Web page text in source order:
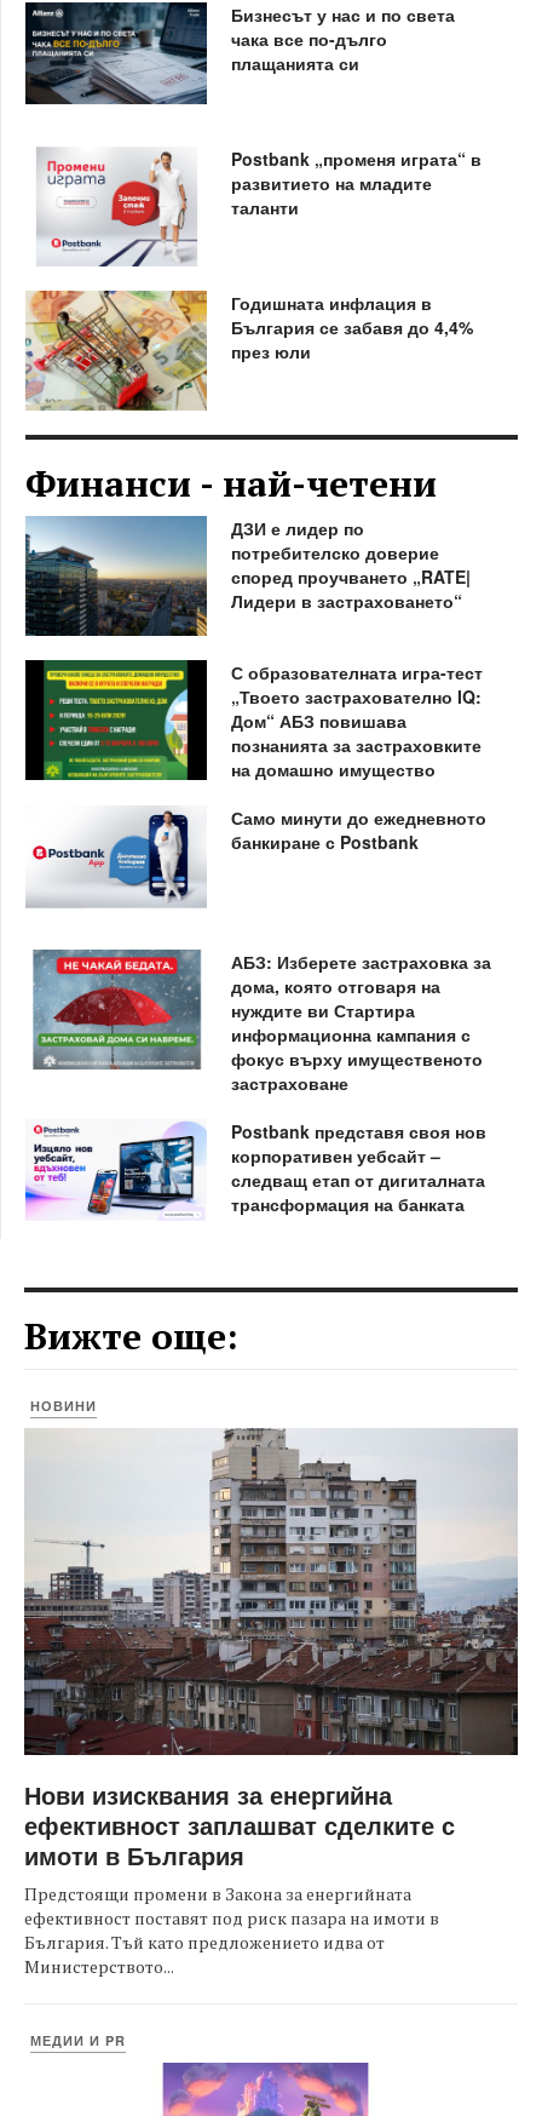
Бизнесът у нас и по света
чака все по-дълго
плащанията си
Postbank „променя играта“ в
развитието на младите
таланти
Годишната инфлация в
България се забавя до 4,4%
през юли
Финанси - най-четени
ДЗИ е лидер по
потребителско доверие
според проучването „RATE|
Лидери в застраховането“
С образователната игра-тест
„Твоето застрахователно IQ:
Дом“ АБЗ повишава
познанията за застраховките
на домашно имущество
Само минути до ежедневното
банкиране с Postbank
АБЗ: Изберете застраховка за
дома, която отговаря на
нуждите ви Стартира
информационна кампания с
фокус върху имущественото
застраховане
Postbank представя своя нов
корпоративен уебсайт –
следващ етап от дигиталната
трансформация на банката
Вижте още:
НОВИНИ
Нови изисквания за енергийна
ефективност заплашват сделките с
имоти в България
Предстоящи промени в Закона за енергийната
ефективност поставят под риск пазара на имоти в
България. Тъй като предложението идва от
Министерството...
МЕДИИ И PR